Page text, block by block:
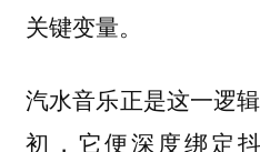
关键变量。
汽水音乐正是这一逻
初，它便深度绑定